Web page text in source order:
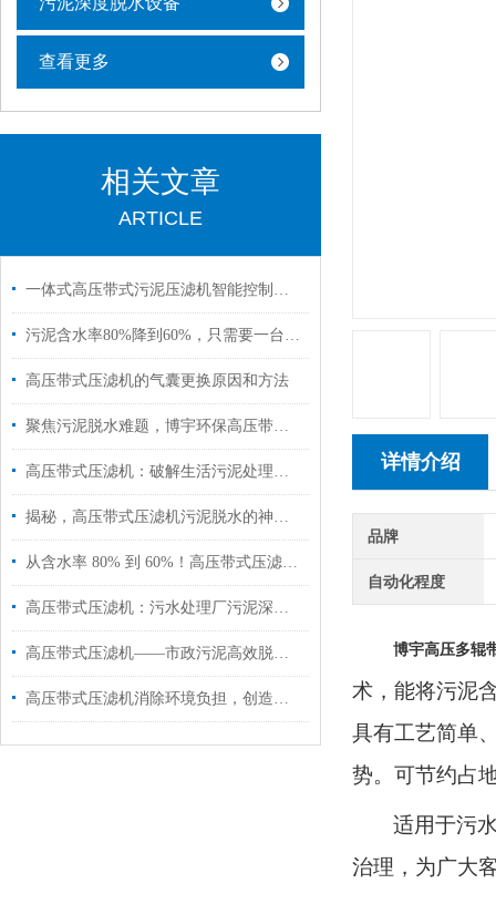
查看更多
相关文章
ARTICLE
一体式高压带式污泥压滤机智能控制，节省人工成本
污泥含水率80%降到60%，只需要一台高压带式压滤机
高压带式压滤机​的气囊更换原因和方法
聚焦污泥脱水难题，博宇环保高压带式压滤机助力污泥资源化利用
高压带式压滤机：破解生活污泥处理难题，高效脱水减量化！
揭秘，高压带式压滤机污泥脱水的神奇蜕变！
从含水率 80% 到 60%！高压带式压滤机的「破壁压榨」黑科技揭秘
高压带式压滤机：污水处理厂污泥深度脱水的优选方案
高压带式压滤机——市政污泥高效脱水的关键设备
高压带式压滤机消除环境负担，创造美好未来！
详情介绍
品牌
自动化程度
博宇高压多辊
术，能将污泥
具有工艺简单
势。可节约占
适用于污
治理，为广大